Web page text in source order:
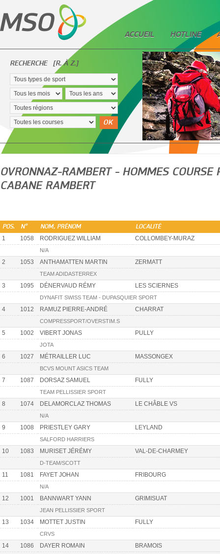
ACCUEIL HOTLINE
RECHERCHE [R. À Z.]
OK
OVRONNAZ-RAMBERT - HOMMES COURSE
CABANE RAMBERT
POS. N° NOM, PRÉNOM LOCALITÉ
1 1058 RODRIGUEZ WILLIAM COLLOMBEY-MURAZ
N/A
2 1053 ANTHAMATTEN MARTIN ZERMATT
TEAM ADIDASTERREX
3 1095 DÉNERVAUD RÉMY LES SCIERNES
DYNAFIT SWISS TEAM - DUPASQUIER SPORT
4 1012 RAMUZ PIERRE-ANDRÉ CHARRAT
COMPRESSPORT/OVERSTIM.S
5 1002 VIBERT JONAS PULLY
JOTA
6 1027 MÉTRAILLER LUC MASSONGEX
BCVS MOUNT ASICS TEAM
7 1087 DORSAZ SAMUEL FULLY
TEAM PELLISSIER SPORT
8 1074 DELAMORCLAZ THOMAS LE CHÂBLE VS
N/A
9 1008 PRIESTLEY GARY LEYLAND
SALFORD HARRIERS
10 1083 MURISET JÉRÉMY VAL-DE-CHARMEY
D-TEAM/SCOTT
11 1081 FAYET JOHAN FRIBOURG
N/A
12 1001 BANNWART YANN GRIMISUAT
JEAN PELLISSIER SPORT
13 1034 MOTTET JUSTIN FULLY
CRVS
14 1086 DAYER ROMAIN BRAMOIS